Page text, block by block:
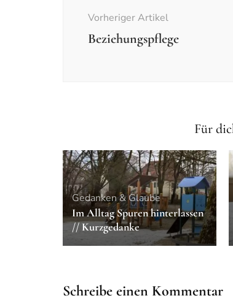
Vorheriger Artikel
Beziehungspflege
Für
Gedanken & Glaube
Im Alltag Spuren hinterlassen
// Kurzgedanke
Schreibe einen Kommentar